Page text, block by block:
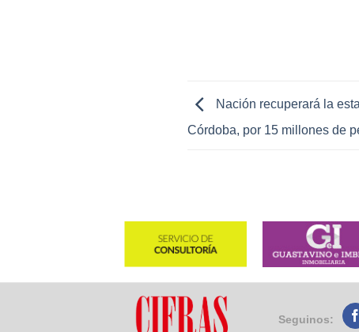
Nación recuperará la
Córdoba, por 15 millones de
Seguinos: